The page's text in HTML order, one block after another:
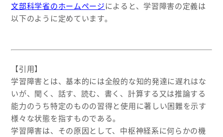
文部科学省のホームページ によると、学習障害の定義は
以下のように定めています。
【引用】
学習障害とは、基本的には全般的な知的発達に遅れはな
いが、聞く、話す、読む、書く、計算する又は推論する
能力のうち特定のものの習得と使用に著しい困難を示す
様々な状態を指すものである。
学習障害は、その原因として、中枢神経系に何らかの機